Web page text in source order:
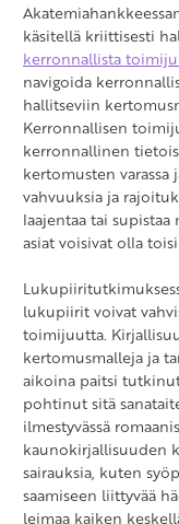
käsitellä kriittisesti
kerronnallista
navigoida
hallitseviin
Kerronnallisen
kerronnallinen
kertomusten varassa
vahvuuksia ja
laajentaa tai
asiat voisivat olla
lukupiirit voivat
toimijuutta.
kertomusmalleja ja
aikoina paitsi
pohtinut sitä
ilmestyvässä
kaunokirjallisuuden
sairauksia, kuten
saamiseen liittyvää
leimaa kaiken